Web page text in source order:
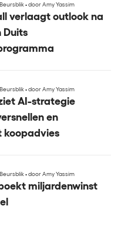
•door Amy Yassim
verlaagt outlook na
Duits
•door Amy Yassim
AI-strategie
en
koopadvies
•door Amy Yassim
miljardenwinst